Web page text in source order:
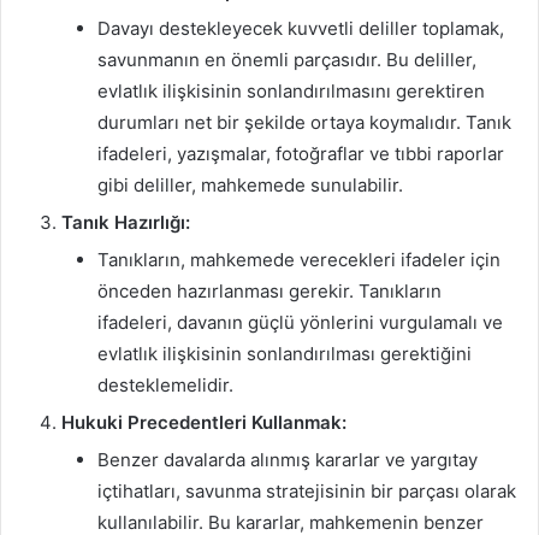
Davayı destekleyecek kuvvetli deliller toplamak,
savunmanın en önemli parçasıdır. Bu deliller,
evlatlık ilişkisinin sonlandırılmasını gerektiren
durumları net bir şekilde ortaya koymalıdır. Tanık
ifadeleri, yazışmalar, fotoğraflar ve tıbbi raporlar
gibi deliller, mahkemede sunulabilir.
Tanık Hazırlığı:
Tanıkların, mahkemede verecekleri ifadeler için
önceden hazırlanması gerekir. Tanıkların
ifadeleri, davanın güçlü yönlerini vurgulamalı ve
evlatlık ilişkisinin sonlandırılması gerektiğini
desteklemelidir.
Hukuki Precedentleri Kullanmak:
Benzer davalarda alınmış kararlar ve yargıtay
içtihatları, savunma stratejisinin bir parçası olarak
kullanılabilir. Bu kararlar, mahkemenin benzer